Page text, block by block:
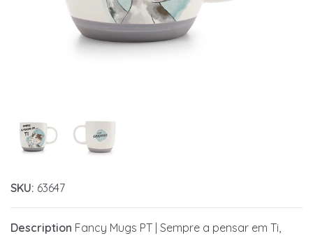
SKU: 63647
Description Fancy Mugs PT | Sempre a pensar em Ti,